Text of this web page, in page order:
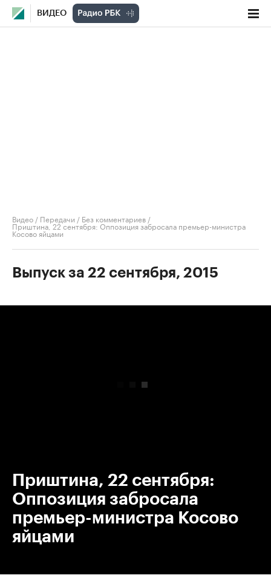
ВИДЕО
Видео / Передачи / Без комментариев /
Приштина, 22 сентября: Оппозиция забросала премьер-министра
Косово яйцами
Выпуск за 22 сентября, 2015
Приштина, 22 сентября:
Оппозиция забросала
премьер-министра Косово
яйцами